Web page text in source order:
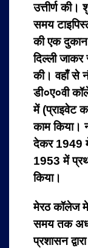
उत्तीर्ण
समय
की एक दुकान
दिल्ली जाकर
की। वहाँ से
डी०ए०वी
में (प्राइवेट
काम किया।
देकर 1949
1953 में
किया।
मेरठ कॉलेज
समय तक
प्रशासन